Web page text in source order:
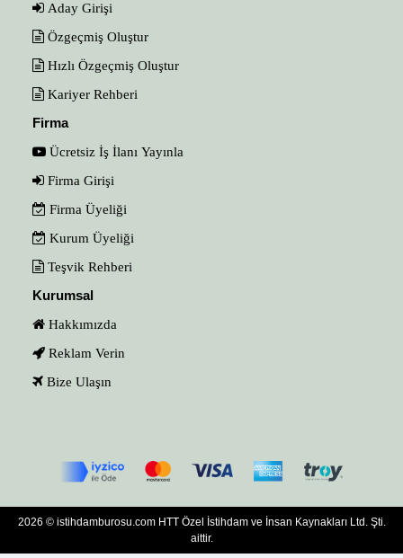
Aday Girişi
Özgeçmiş Oluştur
Hızlı Özgeçmiş Oluştur
Kariyer Rehberi
Firma
Ücretsiz İş İlanı Yayınla
Firma Girişi
Firma Üyeliği
Kurum Üyeliği
Teşvik Rehberi
Kurumsal
Hakkımızda
Reklam Verin
Bize Ulaşın
2026 © istihdamburosu.com HTT Özel İstihdam ve İnsan Kaynakları Ltd. Şti.
aittir.